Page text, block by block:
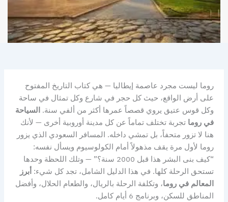
روما ليست مجرد عاصمة إيطاليا — هي كتاب التاريخ المفتوح
على أرض الواقع، حيث كل حجر في شارع وكل تمثال في ساحة
وكل قوس عتيق يروي قصصاً عمرها أكثر من ألفي سنة. السياحة
في روما تجربة تختلف تماماً عن كل مدينة أوروبية أخرى — لأنك
هنا لا تزور متحفاً، بل تمشي داخله. المسافر السعودي الذي يزور
روما لأول مرة يقف مذهولاً أمام الكولوسيوم ويسأل نفسه:
“كيف بنى البشر هذا قبل 2000 سنة؟” — وتلك اللحظة وحدها
تستحق الرحلة كلها. في هذا الدليل الشامل، تجد كل شيء: أبرز
المعالم في روما، وتكلفة الرحلة بالريال، والطعام الحلال، وأفضل
المناطق للسكن، وبرنامج 6 أيام كامل.